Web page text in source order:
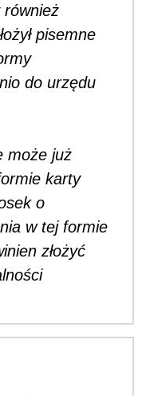
również
pisemne
do urzędu
może już
karty
o
w tej formie
złożyć